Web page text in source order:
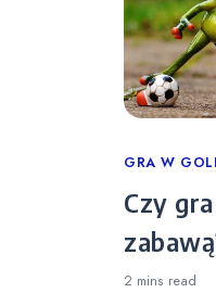
Categories
GRA W
Czy
2 mins read